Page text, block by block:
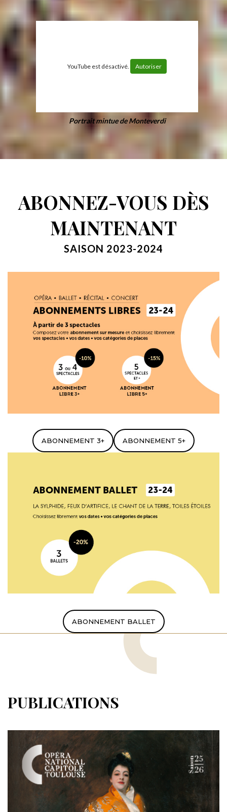
YouTube est désactivé. Autoriser
Portrait mintue de Monteverdi
ABONNEZ-VOUS DÈS
MAINTENANT
SAISON 2023-2024
ABONNEMENT 3+ ABONNEMENT 5+
ABONNEMENT BALLET
PUBLICATIONS